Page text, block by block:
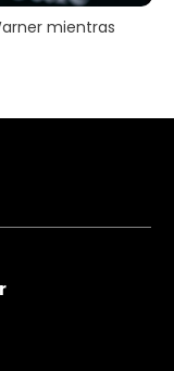
mientras